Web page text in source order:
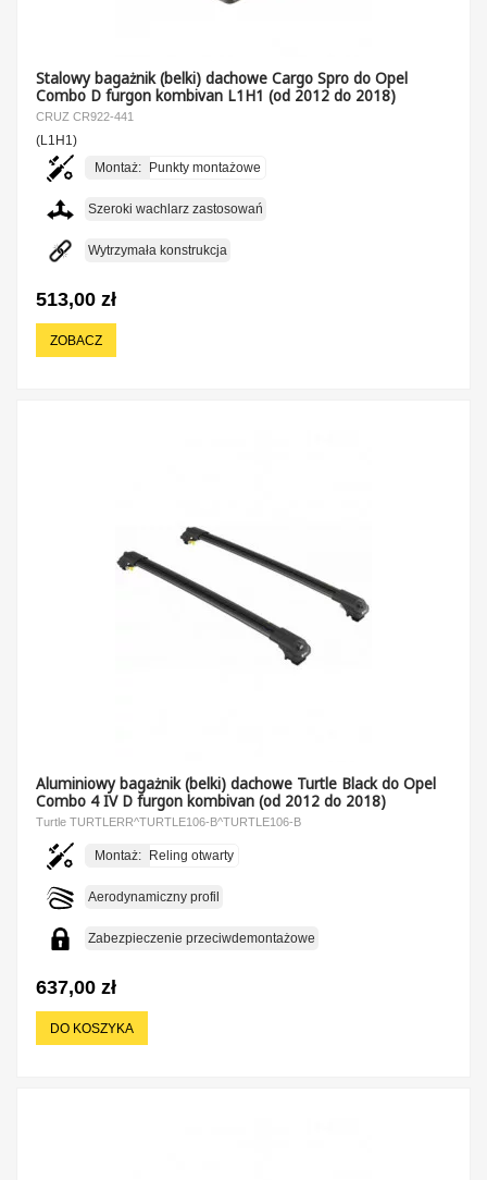
Stalowy bagażnik (belki) dachowe Cargo Spro do Opel
Combo D furgon kombivan L1H1 (od 2012 do 2018)
CRUZ CR922-441
(L1H1)
Montaż:
Punkty montażowe
Szeroki wachlarz zastosowań
Wytrzymała konstrukcja
513,00 zł
ZOBACZ
Aluminiowy bagażnik (belki) dachowe Turtle Black do Opel
Combo 4 IV D furgon kombivan (od 2012 do 2018)
Turtle TURTLERR^TURTLE106-B^TURTLE106-B
Montaż: Reling otwarty
Aerodynamiczny profil
Zabezpieczenie przeciwdemontażowe
637,00 zł
DO KOSZYKA